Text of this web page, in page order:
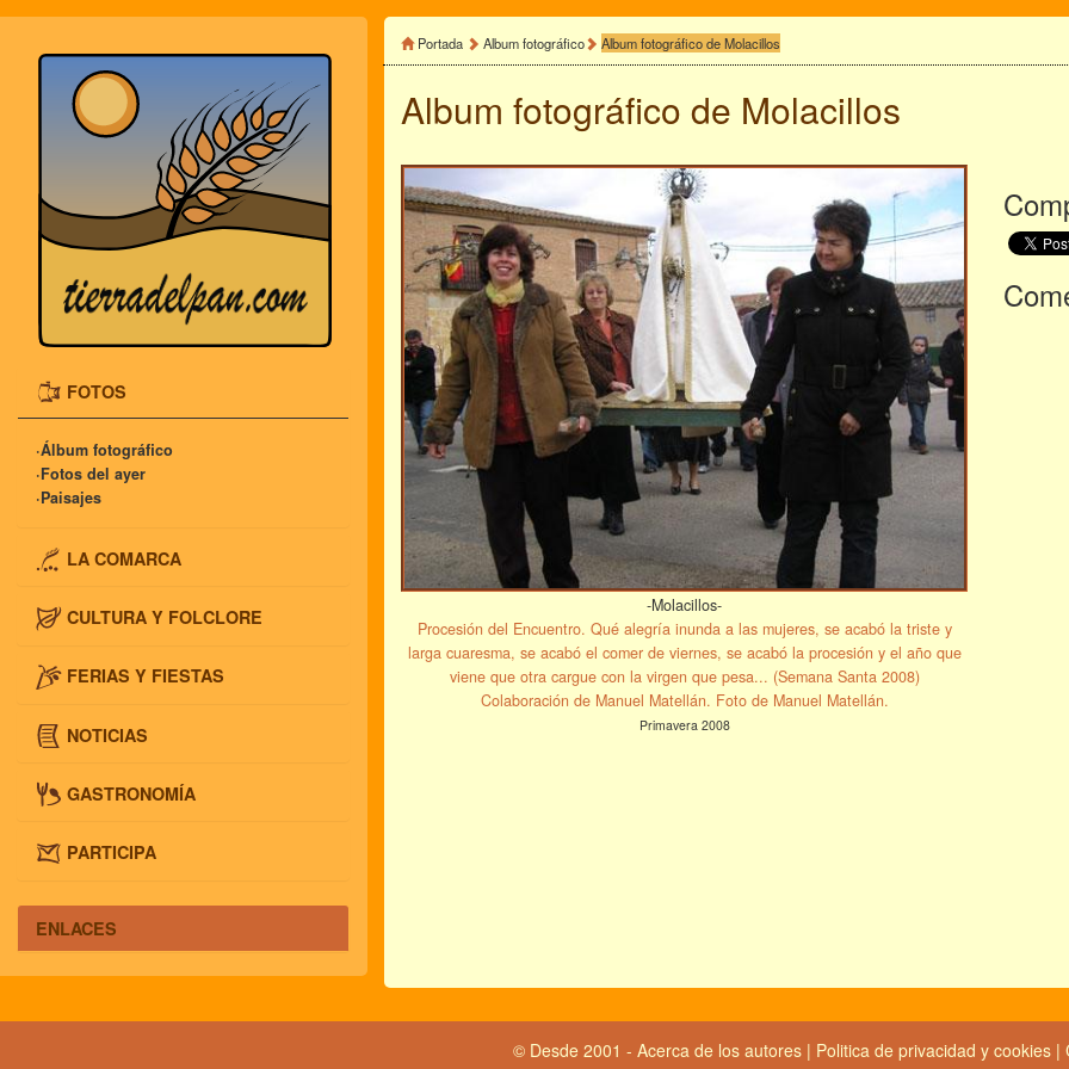
FOTOS
·Álbum fotográfico
·Fotos del ayer
·Paisajes
LA COMARCA
CULTURA Y FOLCLORE
FERIAS Y FIESTAS
NOTICIAS
GASTRONOMÍA
PARTICIPA
ENLACES
Portada Album fotográfico Album fotográfico de Molacillos
Album fotográfico de Molacillos
-Molacillos-
Procesión del Encuentro. Qué alegría inunda a las mujeres, se acabó la triste y
larga cuaresma, se acabó el comer de viernes, se acabó la procesión y el año que
viene que otra cargue con la virgen que pesa... (Semana Santa 2008)
Colaboración de Manuel Matellán. Foto de Manuel Matellán.
Primavera 2008
© Desde 2001 - Acerca de los autores| Politica de privacidad y cookies |